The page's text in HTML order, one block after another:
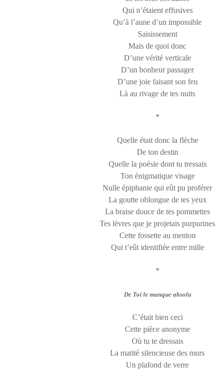
Qui n’étaient effusives
Qu’à l’aune d’un impossible
Saisissement
Mais de quoi donc
D’une vérité verticale
D’un bonheur passager
D’une joie faisant son feu
Là au rivage de tes nuits
*
Quelle était donc la flèche
De ton destin
Quelle la poésie dont tu tressais
Ton énigmatique visage
Nulle épiphanie qui eût pu proférer
La goutte oblongue de tes yeux
La braise douce de tes pommettes
Tes lèvres que je projetais purpurines
Cette fossette au menton
Qui t’eût identifiée entre mille
*
De Toi le manque absolu
C’était bien ceci
Cette pièce anonyme
Où tu te dressais
La matité silencieuse des murs
Un plafond de verre